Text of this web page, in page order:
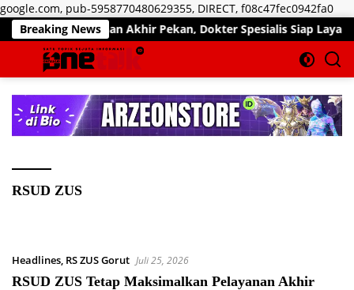
google.com, pub-5958770480629355, DIRECT, f08c47fec0942fa0
ke
Breaking News
Pelayanan Akhir Pekan, Dokter Spesialis Siap Layani Pasien
RSUD ZUS
Headlines, RS ZUS Gorut Juli 25, 2026
RSUD ZUS Tetap Maksimalkan Pelayanan Akhir